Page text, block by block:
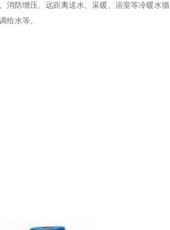
防增压、远距离送水、采暖、浴室等冷暖水循
给水等。